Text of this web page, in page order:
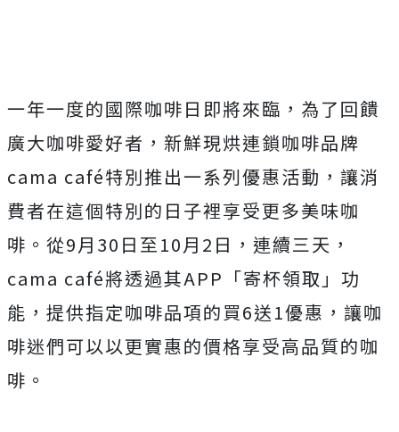
一年一度的國際咖啡日即將來臨，為了回饋
廣大咖啡愛好者，新鮮現烘連鎖咖啡品牌
cama café特別推出一系列優惠活動，讓消
費者在這個特別的日子裡享受更多美味咖
啡。從9月30日至10月2日，連續三天，
cama café將透過其APP「寄杯領取」功
能，提供指定咖啡品項的買6送1優惠，讓咖
啡迷們可以以更實惠的價格享受高品質的咖
啡。